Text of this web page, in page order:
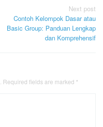
Next post
Contoh Kelompok Dasar atau
Basic Group: Panduan Lengkap
dan Komprehensif
Required fields are marked *